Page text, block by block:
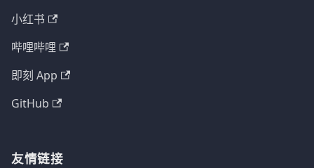
小红书
哔哩哔哩
即刻 App
GitHub
友情链接